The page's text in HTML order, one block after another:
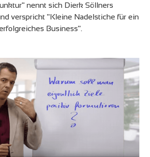
nennt sich Dierk Söllners
verspricht "Kleine Nadelstiche für ein
Business".